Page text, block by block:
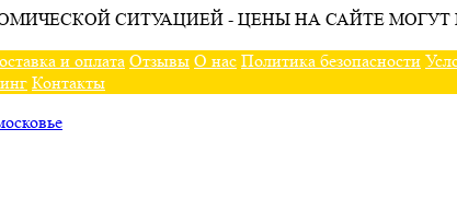
СИТУАЦИЕЙ - ЦЕНЫ НА САЙТЕ
и оплата Отзывы О нас Политика безопасности
Контакты